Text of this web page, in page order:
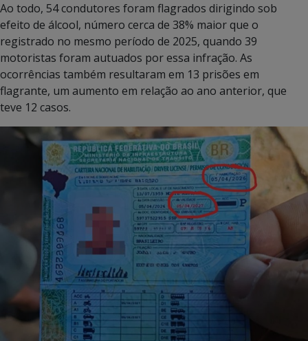
Ao todo, 54 condutores foram flagrados dirigindo sob
efeito de álcool, número cerca de 38% maior que o
registrado no mesmo período de 2025, quando 39
motoristas foram autuados por essa infração. As
ocorrências também resultaram em 13 prisões em
flagrante, um aumento em relação ao ano anterior, que
teve 12 casos.